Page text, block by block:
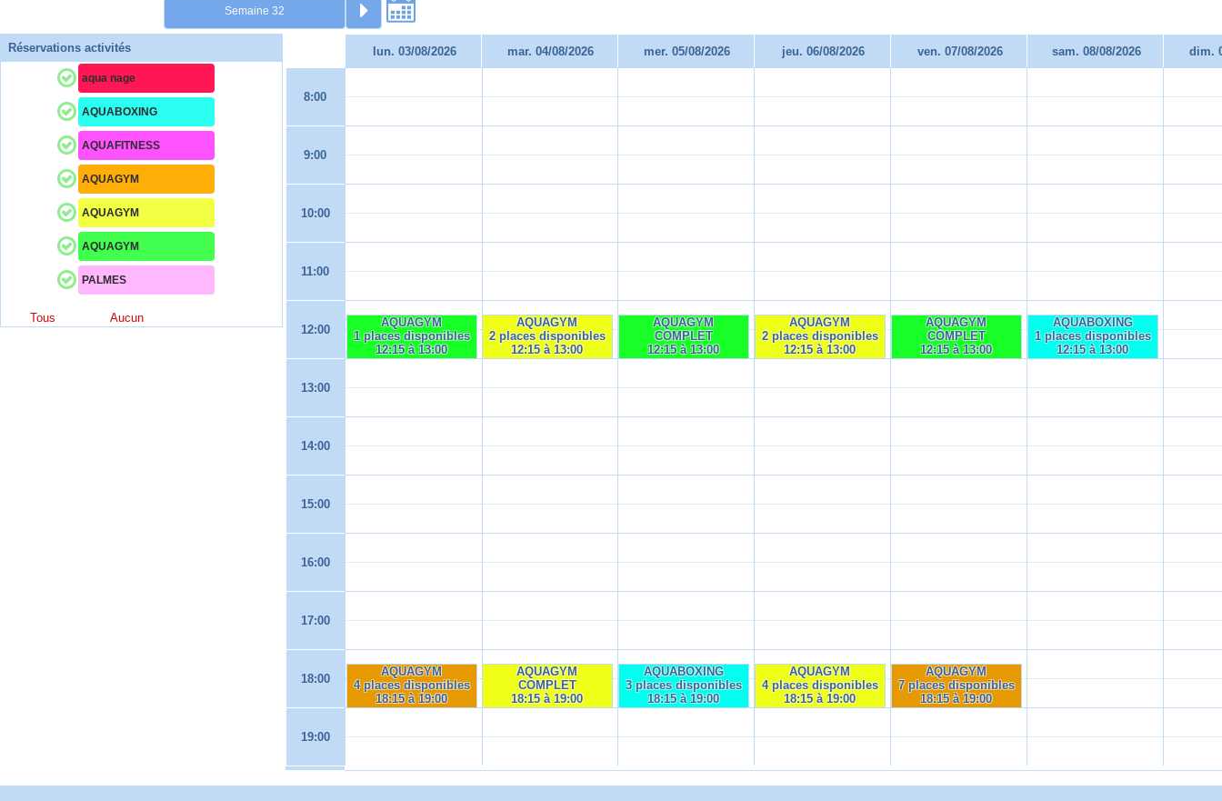
Réservations activités
aqua nage
AQUABOXING
AQUAFITNESS
AQUAGYM
AQUAGYM
AQUAGYM
PALMES
Tous Aucun
lun. 03/08/2026 mar. 04/08/2026 mer. 05/08/2026 jeu. 06/08/2026 ven. 07/08/2026 sam. 08/08/2026 dim.
8:00
9:00
10:00
11:00
12:00
13:00
14:00
15:00
16:00
17:00
18:00
19:00
AQUAGYM
1 places disponibles
12:15 à 13:00
AQUAGYM
4 places disponibles
18:15 à 19:00
AQUAGYM
2 places disponibles
12:15 à 13:00
AQUAGYM
COMPLET
18:15 à 19:00
AQUAGYM
COMPLET
12:15 à 13:00
AQUABOXING
3 places disponibles
18:15 à 19:00
AQUAGYM
2 places disponibles
12:15 à 13:00
AQUAGYM
4 places disponibles
18:15 à 19:00
AQUAGYM
COMPLET
12:15 à 13:00
AQUAGYM
7 places disponibles
18:15 à 19:00
AQUABOXING
1 places disponibles
12:15 à 13:00